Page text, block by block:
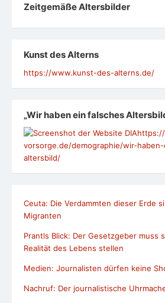
Zeit­ge­mäße Alters­bil­der
Kunst des Alterns
https://www.kunst-des-alterns.de/
„Wir haben ein falsches
vorsorge.de/demographie/wir-
altersbild/
Ceuta: Die Verdammten dieser Erde
Migranten
Prantls Blick: Der Gesetzgeber muss
Realität des Lebens stellen
Medien: Journalisten dürfen keine
Nachruf: Der journalistische